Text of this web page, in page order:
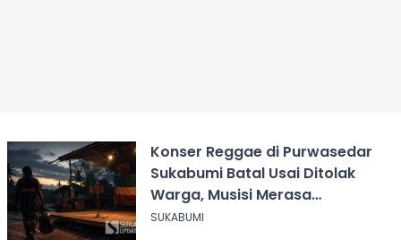
Konser Reggae di Purwasedar
Sukabumi Batal Usai Ditolak
Warga, Musisi Merasa
Didiskreditkan
SUKABUMI